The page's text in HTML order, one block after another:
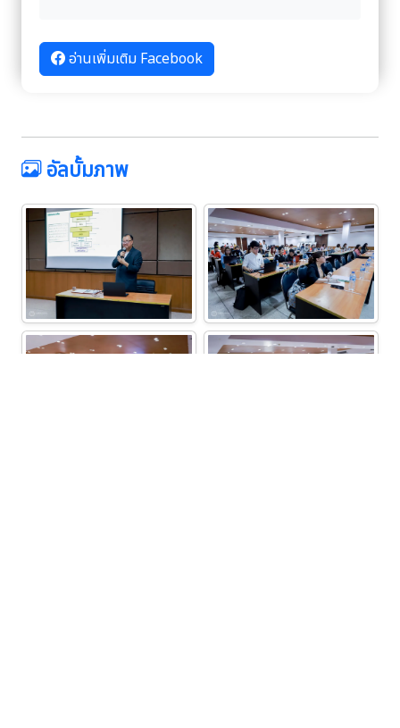
อ่านเพิ่มเติม Facebook
อัลบั้มภาพ